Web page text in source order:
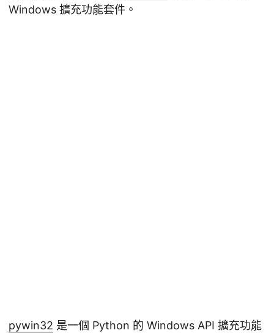
Windows 擴充功能套件。
pywin32 是一個 Python 的 Windows API 擴充功能